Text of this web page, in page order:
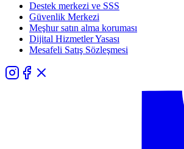
Destek merkezi ve SSS
Güvenlik Merkezi
Meşhur satın alma koruması
Dijital Hizmetler Yasası
Mesafeli Satış Sözleşmesi